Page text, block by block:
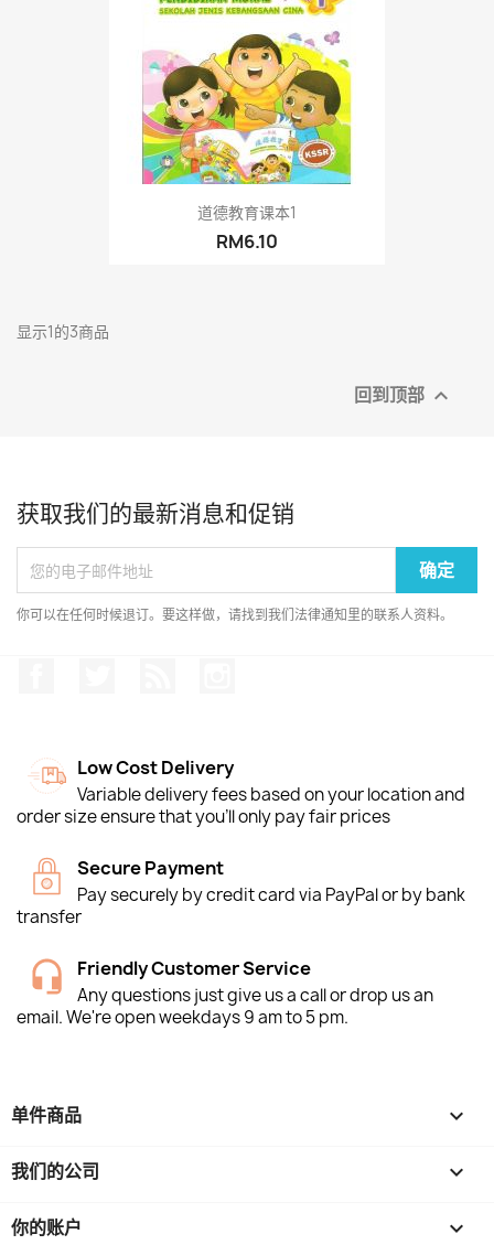
道德教育课本1
RM6.10
显示1的3商品
回到顶部 
获取我们的最新消息和促销
你可以在任何时候退订。要这样做，请找到我们法律通知里的联系人资料。
Low Cost Delivery
Variable delivery fees based on your location and
order size ensure that you'll only pay fair prices
Secure Payment
Pay securely by credit card via PayPal or by bank
transfer
Friendly Customer Service
Any questions just give us a call or drop us an
email. We're open weekdays 9 am to 5 pm.
单件商品 
我们的公司 
你的账户 